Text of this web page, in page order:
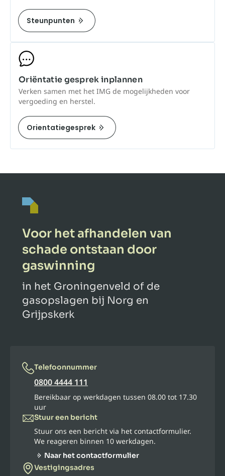
Steunpunten
Oriëntatie gesprek inplannen
Verken samen met het IMG de mogelijkheden voor
vergoeding en herstel.
Orientatiegesprek
Voor het afhandelen van
schade ontstaan door
gaswinning
in het Groningenveld of de
gasopslagen bij Norg en
Grijpskerk
Telefoonnummer
0800 4444 111
Bereikbaar op werkdagen tussen 08.00 tot 17.30
uur
Stuur een bericht
Stuur ons een bericht via het contactformulier.
We reageren binnen 10 werkdagen.
Naar het contactformulier
Vestigingsadres